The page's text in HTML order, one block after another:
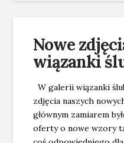
Nowe
wiązanki
W galerii wiązanki
zdjęcia naszych
głównym zamiarem
oferty o nowe wzory